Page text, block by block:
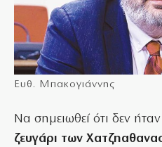
Ευθ. Μπακογιάννης
Να σημειωθεί ότι δεν ήταν
ζευγάρι των